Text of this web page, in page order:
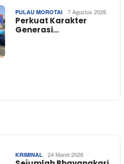
PULAU MOROTAI 7 Agustus 2026
Perkuat Karakter
Generasi…
KRIMINAL 24 Maret 2026